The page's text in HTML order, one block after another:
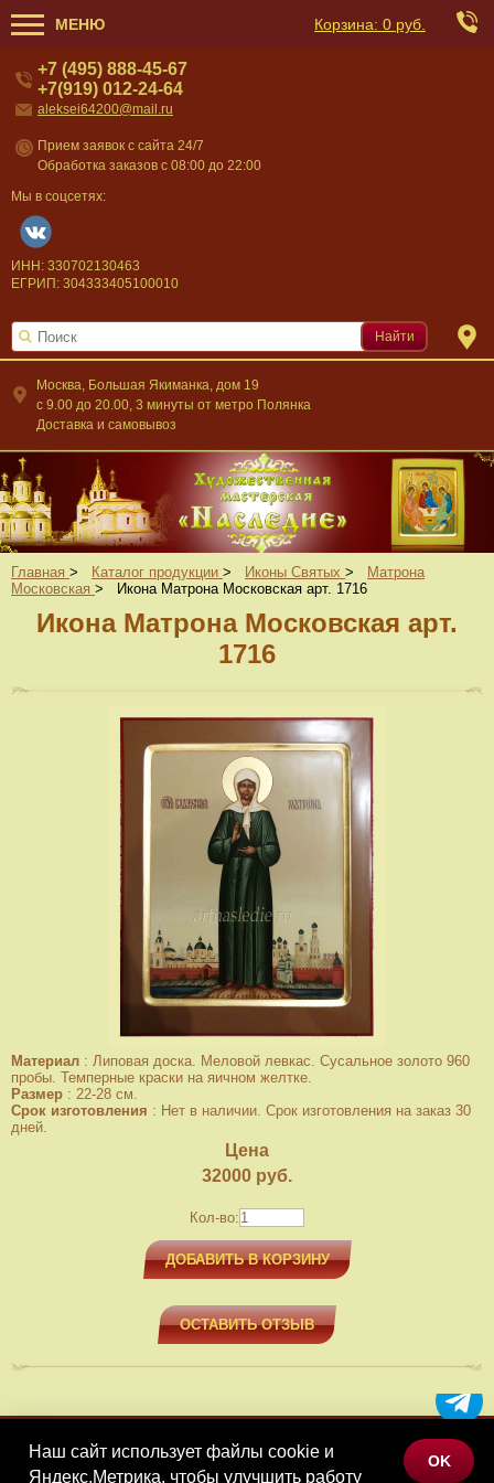
МЕНЮ Корзина: 0 руб.
Москва, Большая Якиманка, дом 19
c 9.00 до 20.00, 3 минуты от метро Полянка
Доставка и самовывоз
+7 (495) 888-45-67
+7(919) 012-24-64
aleksei64200@mail.ru
Прием заявок с сайта 24/7
Обработка заказов с 08:00 до 22:00
Мы в соцсетях:
ИНН: 330702130463
ЕГРИП: 304333405100010
Найти
Главная > Каталог продукции > Иконы Святых >
Матрона
Московская > Икона Матрона Московская арт. 1716
Икона Матрона Московская арт.
1716
Материал : Липовая доска. Меловой левкас. Сусальное золото 960
пробы. Темперные краски на яичном желтке.
Размер : 22-28 см.
Срок изготовления : Нет в наличии. Срок изготовления на заказ 30
дней.
Цена
32000 руб.
Кол-во:
ДОБАВИТЬ В КОРЗИНУ
ОСТАВИТЬ ОТЗЫВ
МЕНЮ
Наш сайт использует файлы cookie и
Яндекс.Метрика, чтобы улучшить работу
OK